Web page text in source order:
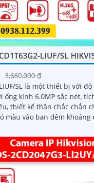
LIUF/SL
3,660,000 ₫
SL là một thiết bị với
ống kính 6.0MP sắc nét,
thiết kế thân chắc chắn
màu vào ban đêm khoảng